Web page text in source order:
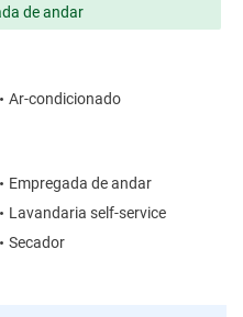
de andar
Ar-condicionado
Empregada de andar
Lavandaria self-service
Secador